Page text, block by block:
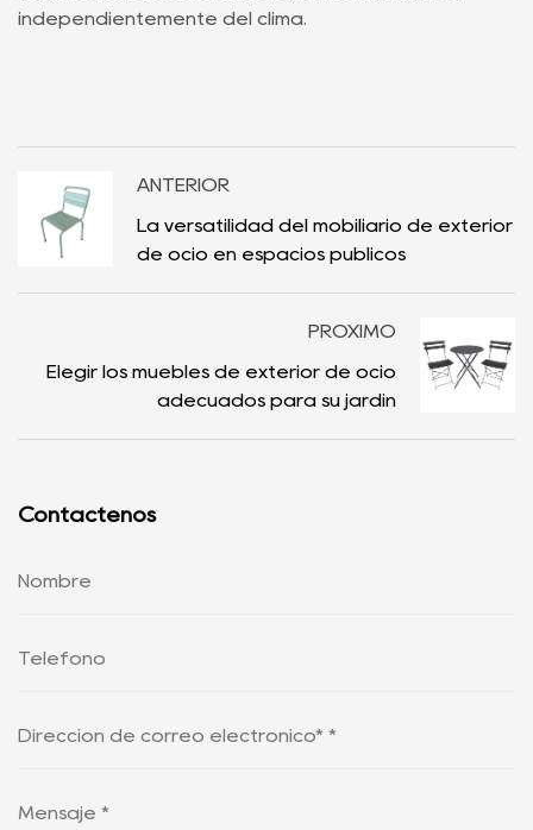
independientemente del clima.
ANTERIOR
La versatilidad del mobiliario de exterior
de ocio en espacios públicos
PRÓXIMO
Elegir los muebles de exterior de ocio
adecuados para su jardín
Contáctenos